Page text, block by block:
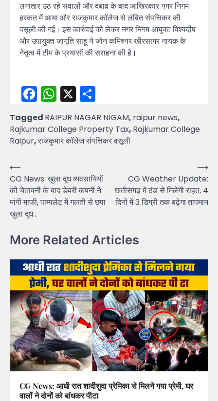
लगातार उठ रहे सवालों और दबाव के बाद आखिरकार नगर निगम
हरकत में आया और राजकुमार कॉलेज से लंबित संपत्तिकर की
वसूली की गई। इस कार्रवाई को लेकर नगर निगम आयुक्त विश्वदीप
और उपायुक्त जागृति साहू ने जोन कमिश्नर खीरसागर नायक के
नेतृत्व में टीम के प्रयासों की सराहना की है।
Facebook
WhatsApp
X
Tagged RAIPUR NAGAR NIGAM, raipur news,
Rajkumar College Property Tax, Rajkumar College
Raipur,राजकुमार कॉलेज संपत्तिकर वसूली
Post
navigation
⟵
CG News: खुला दूध व्यवसायियों
की चेतावनी के बाद डेयरी कंपनी ने
मांगी माफी, पाम्पलेट में गलती से छपा
खुला दूध…
CG Weather Update:
छत्तीसगढ़ में ठंड से मिलेगी राहत, 4
दिनों में 3 डिग्री तक बढ़ेगा तापमान
⟶
More Related Articles
CG News: आधी रात शादीशुदा प्रेमिका से मिलने गया प्रेमी, घर
वालों ने दोनों को बांधकर पीटा